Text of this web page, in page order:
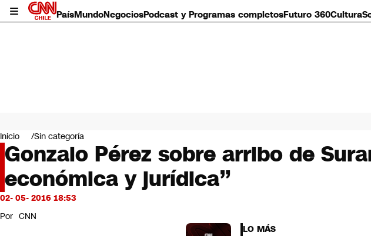
PaísMundoNegociosPodcast y Programas completosFuturo 360Cultura
Mundo
Negocios
Deportes
Programas completos
Cultura
Servicios
Bits
CNN Data
Inicio Sin categoría
Gonzalo Pérez sobre arribo de
económica y jurídica”
02- 05- 2016 18:53
Por CNN
LO MÁS